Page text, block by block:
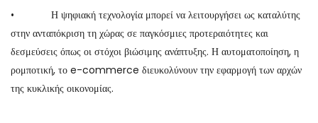
• Η ψηφιακή τεχνολογία μπορεί να λειτουργήσει ως καταλύτης
στην ανταπόκριση τη χώρας σε παγκόσμιες προτεραιότητες και
δεσμεύσεις όπως οι στόχοι βιώσιμης ανάπτυξης. Η αυτοματοποίηση, η
ρομποτική, το e-commerce διευκολύνουν την εφαρμογή των αρχών
της κυκλικής οικονομίας.